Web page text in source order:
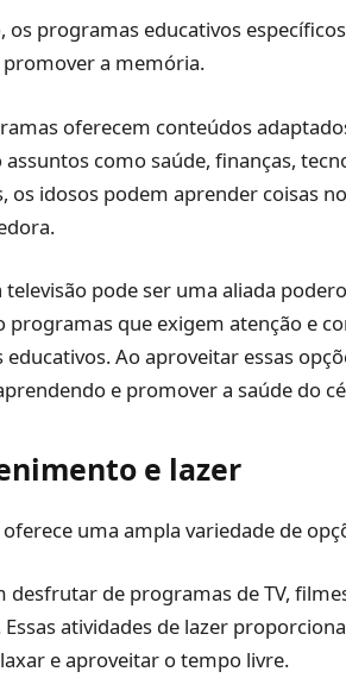
os programas educativos
promover a memória.
oferecem conteúdos
como saúde, finanças,
os idosos podem aprender coisas
televisão pode ser uma aliada
programas que exigem atenção e
Ao aproveitar essas
e promover a saúde do
e lazer
uma ampla variedade de
desfrutar de programas de TV,
atividades de lazer
e aproveitar o tempo livre.